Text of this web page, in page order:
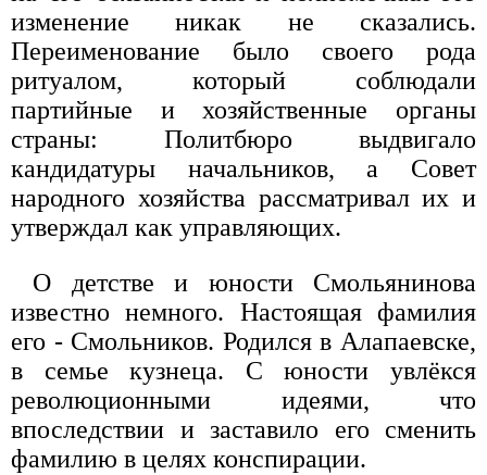
изменение никак не сказались.
Переименование было своего рода
ритуалом, который соблюдали
партийные и хозяйственные органы
страны: Политбюро выдвигало
кандидатуры начальников, а Совет
народного хозяйства рассматривал их и
утверждал как управляющих.
О детстве и юности Смольянинова
известно немного. Настоящая фамилия
его - Смольников. Родился в Алапаевске,
в семье кузнеца. С юности увлёкся
революционными идеями, что
впоследствии и заставило его сменить
фамилию в целях конспирации.